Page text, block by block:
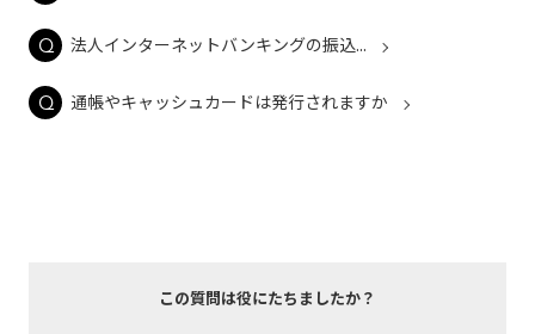
法人インターネットバンキングの振込...
通帳やキャッシュカードは発行されますか
この質問は役にたちましたか？